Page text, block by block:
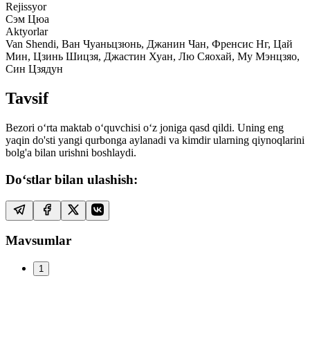
Rejissyor
Сэм Цюа
Aktyorlar
Van Shendi, Ван Чуаньцзюнь, Джанин Чан, Френсис Нг, Цай
Мин, Цзинь Шицзя, Джастин Хуан, Лю Сяохай, Му Мэнцзяо,
Син Цзядун
Tavsif
Bezori o‘rta maktab o‘quvchisi o‘z joniga qasd qildi. Uning eng
yaqin do'sti yangi qurbonga aylanadi va kimdir ularning qiynoqlarini
bolg'a bilan urishni boshlaydi.
Do‘stlar bilan ulashish:
Mavsumlar
1